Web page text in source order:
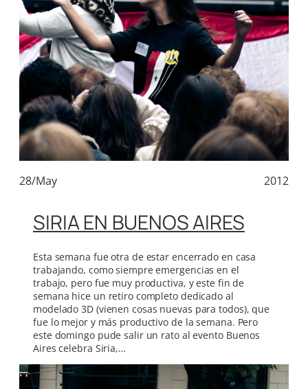
28/May 2012
SIRIA EN BUENOS AIRES
Esta semana fue otra de estar encerrado en casa
trabajando, como siempre emergencias en el
trabajo, pero fue muy productiva, y este fin de
semana hice un retiro completo dedicado al
modelado 3D (vienen cosas nuevas para todos), que
fue lo mejor y más productivo de la semana. Pero
este domingo pude salir un rato al evento Buenos
Aires celebra Siria,…